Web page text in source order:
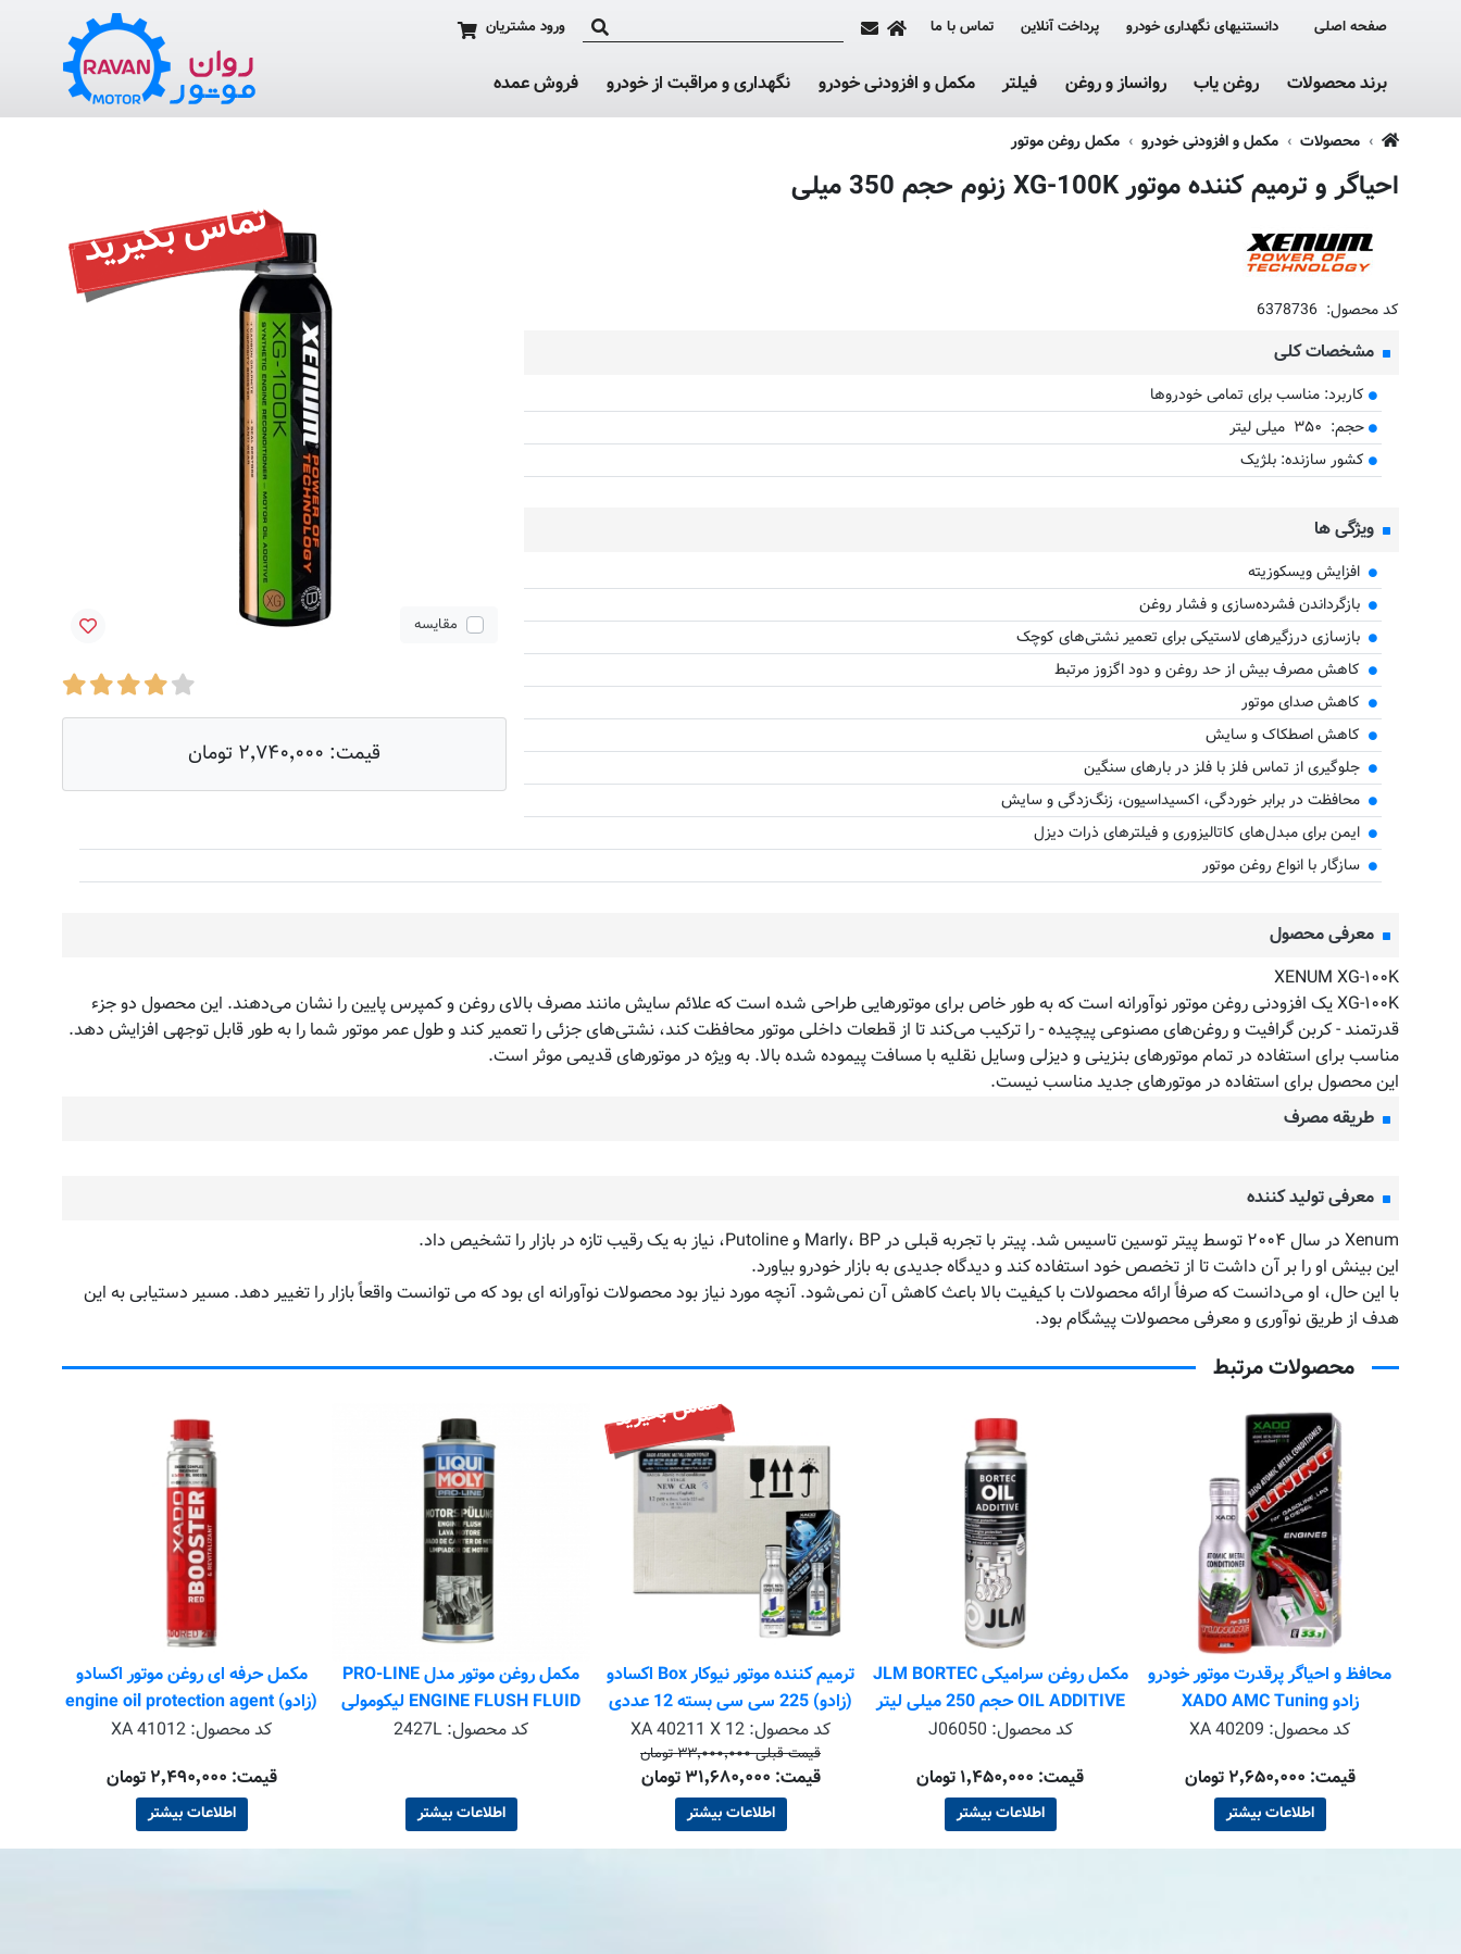
صفحه اصلی دانستنیهای نگهداری خودرو پرداخت آنلاین تماس با ما ورود مشتریان
برند محصولات روغن یاب روانساز و روغن فیلتر مکمل و افزودنی خودرو نگهداری و مراقبت از خودرو فروش عمده
محصولات مکمل و افزودنی خودرو مکمل روغن موتور
احیاگر و ترمیم کننده موتور XG-100K زنوم حجم 350 میلی
تماس بگیرید
مقایسه
قیمت: ۲٬۷۴۰٬۰۰۰ تومان
کد محصول: 6378736
مشخصات کلی
کاربرد: مناسب برای تمامی خودروها
حجم: ۳۵۰ میلی لیتر
کشور سازنده: بلژیک
ویژگی ها
افزایش ویسکوزیته
بازگرداندن فشرده‌سازی و فشار روغن
بازسازی درزگیرهای لاستیکی برای تعمیر نشتی‌های کوچک
کاهش مصرف بیش از حد روغن و دود اگزوز مرتبط
کاهش صدای موتور
کاهش اصطکاک و سایش
جلوگیری از تماس فلز با فلز در بارهای سنگین
محافظت در برابر خوردگی، اکسیداسیون، زنگ‌زدگی و سایش
ایمن برای مبدل‌های کاتالیزوری و فیلترهای ذرات دیزل
سازگار با انواع روغن موتور
معرفی محصول
XENUM XG-۱۰۰K
XG-۱۰۰K یک افزودنی روغن موتور نوآورانه است که به طور خاص برای موتورهایی طراحی شده است که علائم سایش مانند مصرف بالای روغن و کمپرس پایین را نشان می‌دهند. این محصول دو جزء
قدرتمند - کربن گرافیت و روغن‌های مصنوعی پیچیده - را ترکیب می‌کند تا از قطعات داخلی موتور محافظت کند، نشتی‌های جزئی را تعمیر کند و طول عمر موتور شما را به طور قابل توجهی افزایش دهد.
مناسب برای استفاده در تمام موتورهای بنزینی و دیزلی وسایل نقلیه با مسافت پیموده شده بالا. به ویژه در موتورهای قدیمی موثر است.
این محصول برای استفاده در موتورهای جدید مناسب نیست.
طریقه مصرف
معرفی تولید کننده
Xenum در سال ۲۰۰۴ توسط پیتر توسین تاسیس شد. پیتر با تجربه قبلی در Marly، BP و Putoline، نیاز به یک رقیب تازه در بازار را تشخیص داد.
این بینش او را بر آن داشت تا از تخصص خود استفاده کند و دیدگاه جدیدی به بازار خودرو بیاورد.
با این حال، او می‌دانست که صرفاً ارائه محصولات با کیفیت بالا باعث کاهش آن نمی‌شود. آنچه مورد نیاز بود محصولات نوآورانه ای بود که می توانست واقعاً بازار را تغییر دهد. مسیر دستیابی به این
هدف از طریق نوآوری و معرفی محصولات پیشگام بود.
محصولات مرتبط
محافظ و احیاگر پرقدرت موتور خودرو
زادو XADO AMC Tuning
کد محصول: XA 40209
قیمت: ۲٬۶۵۰٬۰۰۰ تومان
اطلاعات بیشتر
مکمل روغن سرامیکی JLM BORTEC
OIL ADDITIVE حجم 250 میلی لیتر
کد محصول: J06050
قیمت: ۱٬۴۵۰٬۰۰۰ تومان
اطلاعات بیشتر
تماس بگیرید
ترمیم کننده موتور نیوکار Box اکسادو
(زادو) 225 سی سی بسته 12 عددی
کد محصول: XA 40211 X 12
قیمت قبلی ۳۳٬۰۰۰٬۰۰۰ تومان
قیمت: ۳۱٬۶۸۰٬۰۰۰ تومان
اطلاعات بیشتر
مکمل روغن موتور مدل PRO-LINE
ENGINE FLUSH FLUID لیکومولی
کد محصول: 2427L
اطلاعات بیشتر
مکمل حرفه ای روغن موتور اکسادو
(زادو) engine oil protection agent
XADO RED BOOSTER
کد محصول: XA 41012
قیمت: ۲٬۴۹۰٬۰۰۰ تومان
اطلاعات بیشتر